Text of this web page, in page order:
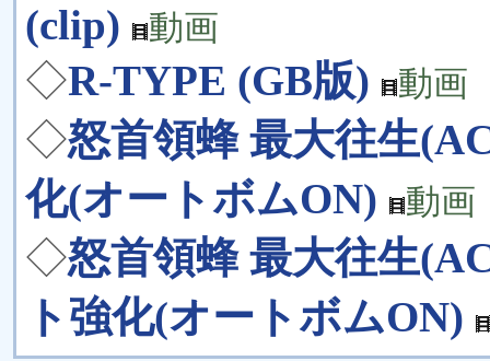
(clip)
動画
◇R-TYPE (GB版) 動画
◇怒首領蜂 最大往生
化(オートボムON)
動画
◇怒首領蜂 最大往生
ト強化(オートボムON)